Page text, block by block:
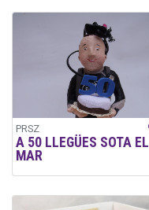
PRSZ
A 50 LLEGÜES SOTA EL
MAR